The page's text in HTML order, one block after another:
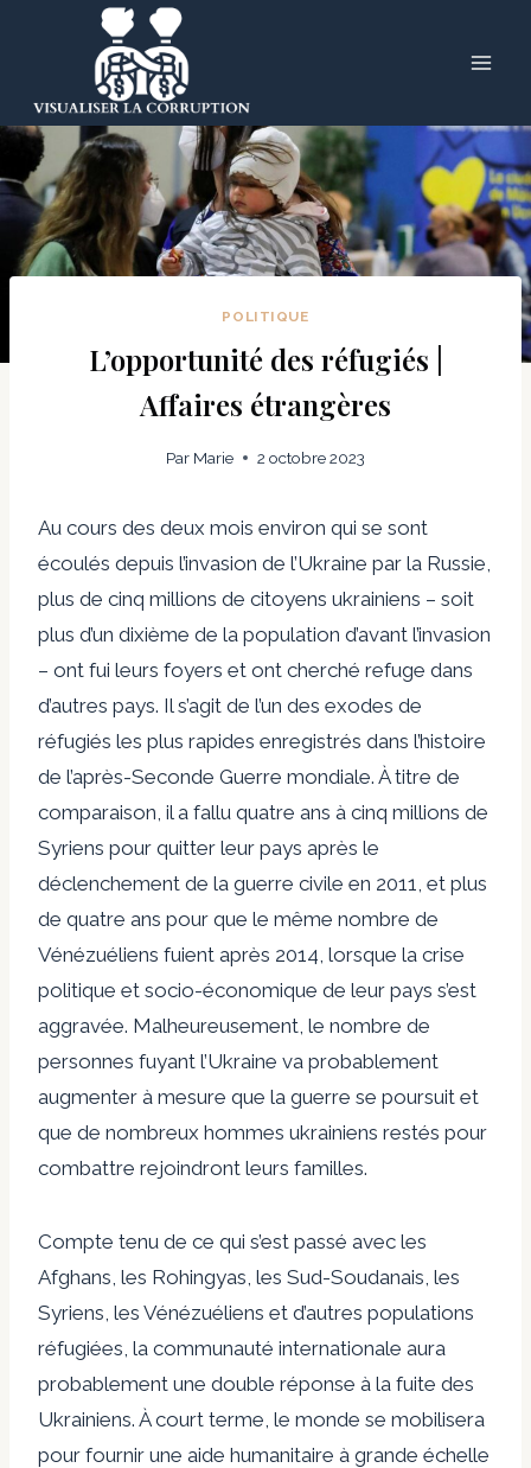
POLITIQUE
L’opportunité des réfugiés |
Affaires étrangères
Par Marie 2 octobre 2023
Au cours des deux mois environ qui se sont
écoulés depuis l’invasion de l’Ukraine par la Russie,
plus de cinq millions de citoyens ukrainiens – soit
plus d’un dixième de la population d’avant l’invasion
– ont fui leurs foyers et ont cherché refuge dans
d’autres pays. Il s’agit de l’un des exodes de
réfugiés les plus rapides enregistrés dans l’histoire
de l’après-Seconde Guerre mondiale. À titre de
comparaison, il a fallu quatre ans à cinq millions de
Syriens pour quitter leur pays après le
déclenchement de la guerre civile en 2011, et plus
de quatre ans pour que le même nombre de
Vénézuéliens fuient après 2014, lorsque la crise
politique et socio-économique de leur pays s’est
aggravée. Malheureusement, le nombre de
personnes fuyant l’Ukraine va probablement
augmenter à mesure que la guerre se poursuit et
que de nombreux hommes ukrainiens restés pour
combattre rejoindront leurs familles.
Compte tenu de ce qui s’est passé avec les
Afghans, les Rohingyas, les Sud-Soudanais, les
Syriens, les Vénézuéliens et d’autres populations
réfugiées, la communauté internationale aura
probablement une double réponse à la fuite des
Ukrainiens. À court terme, le monde se mobilisera
pour fournir une aide humanitaire à grande échelle